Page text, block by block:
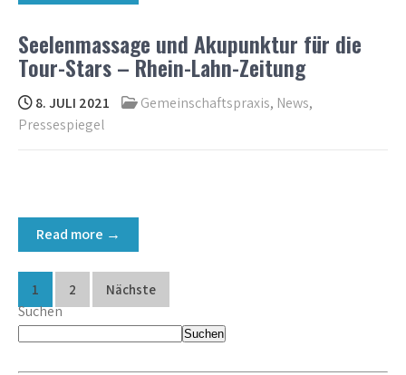
Seelenmassage und Akupunktur für die
Tour-Stars – Rhein-Lahn-Zeitung
8. JULI 2021 Gemeinschaftspraxis, News,
Pressespiegel
Read more →
Seitennummerierung
der
Beiträge
1 2 Nächste
Suchen
Suchen